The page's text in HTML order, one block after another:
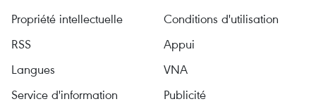
Propriété intellectuelle
Conditions d'utilisation
RSS
Appui
Langues
VNA
Service d'information
Publicité